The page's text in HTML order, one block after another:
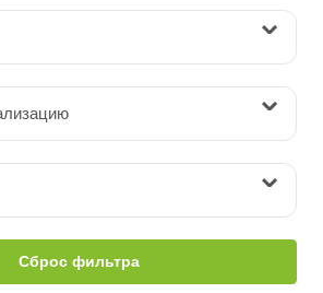
Сброс фильтра